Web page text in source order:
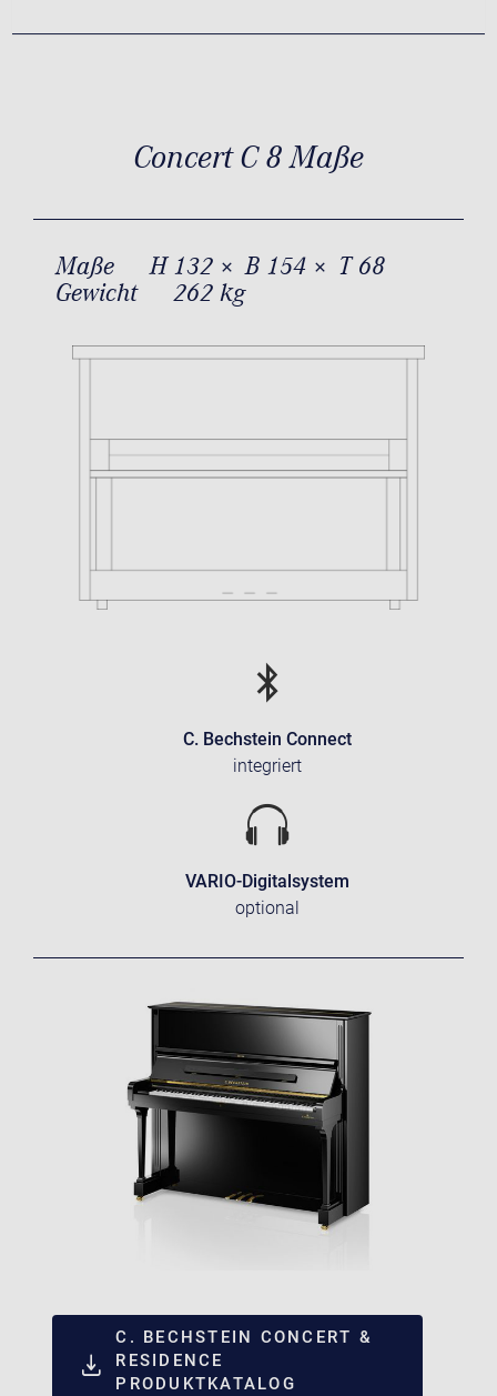
Concert C 8 Maße
Maße
H 132 × B 154 × T 68
Gewicht
262 kg
C. Bechstein Connect
integriert
VARIO-Digitalsystem
optional
C. BECHSTEIN CONCERT &
RESIDENCE
PRODUKTKATALOG